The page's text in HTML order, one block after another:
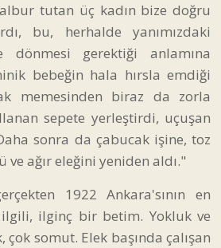
tutan üç kadın bize doğru
bu, herhalde yanımızdaki
dönmesi gerektiği anlamına
bebeğin hala hırsla emdiği
memesinden biraz da zorla
sepete yerleştirdi, uçuşan
sonra da çabucak işine, toz
ve ağır eleğini yeniden aldı."
1922 Ankara'sının en
ilginç bir betim. Yokluk ve
somut. Elek başında çalışan